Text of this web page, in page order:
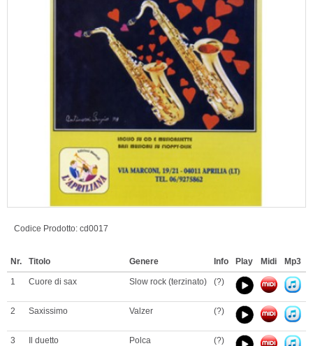
Codice Prodotto: cd0017
Nr. Titolo Genere Info Play Midi Mp3
1 Cuore di sax Slow rock (terzinato) (?)
2 Saxissimo Valzer (?)
3 Il duetto Polca (?)